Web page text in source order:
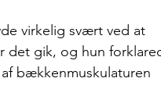
virkelig svært ved at
det gik, og hun
bækkenmuskulaturen